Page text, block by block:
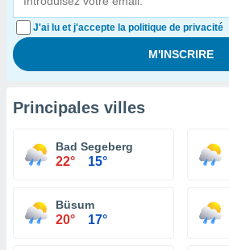
J'ai lu et j'accepte la politique de privacité
Principales villes
Bad Segeberg
22° 15°
Büsum
20° 17°